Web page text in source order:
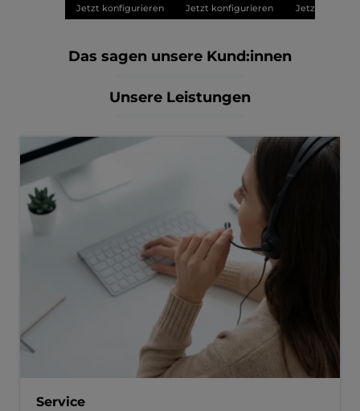
Jetzt konfigurieren Jetzt konfigurieren Jetzt
Das sagen unsere Kund:innen
Unsere Leistungen
Service